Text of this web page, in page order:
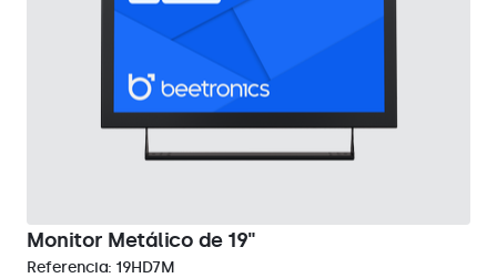
Monitor Metálico de 19"
Referencia: 19HD7M